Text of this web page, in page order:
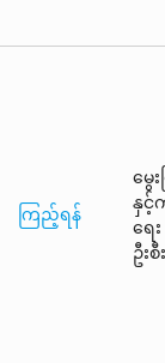
ကြည့်ရန်
မွေး
နှ
ရေး
ဦးစီ